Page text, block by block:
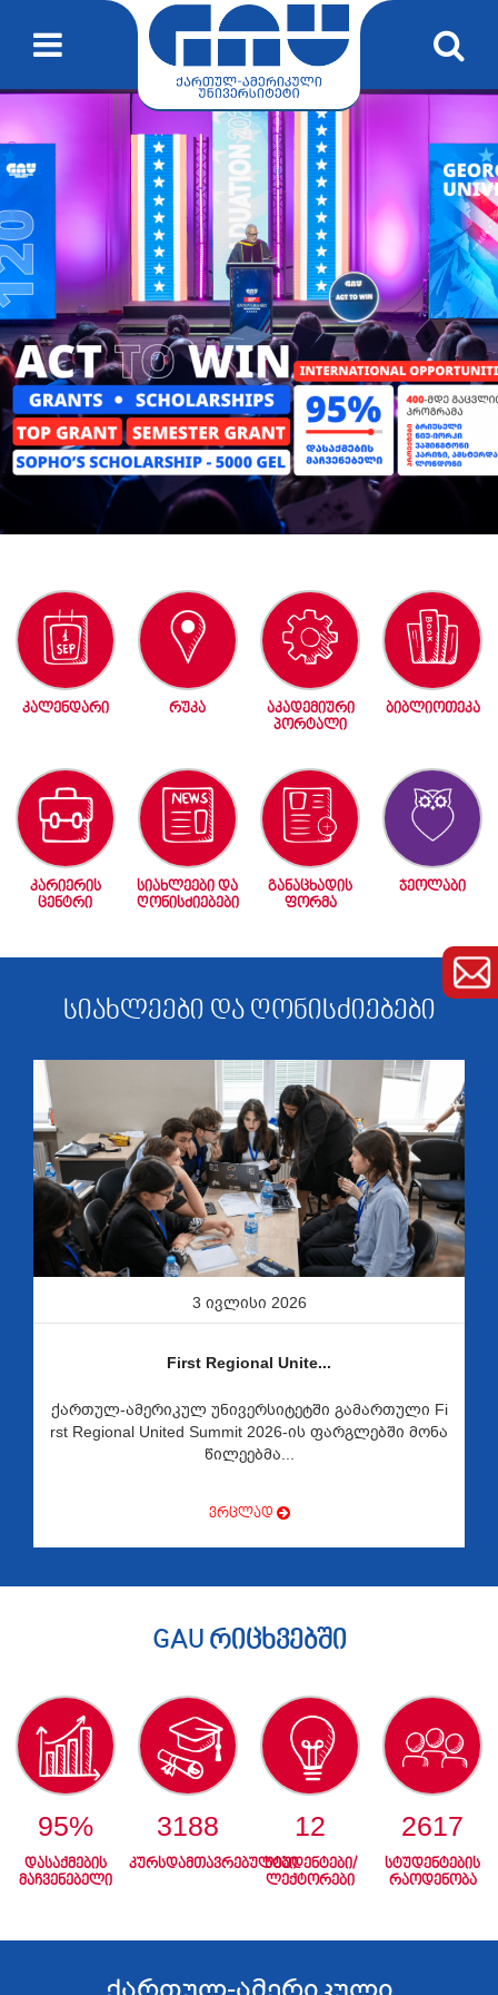
კალენდარი რუკა
აკადემიური
პორტალი
ბიბლიოთეკა
კარიერის
ცენტრი
სიახლეები და
ღონისძიებები
განაცხადის
ფორმა
ჯეოლაბი
სიახლეები და ღონისძიებები
3 ივლისი 2026
First Regional Unite...
ქართულ-ამერიკულ უნივერსიტეტში გამართული Fi
rst Regional United Summit 2026-ის ფარგლებში მონა
წილეებმა...
ვრცლად
GAU რიცხვებში
95%
დასაქმების
მაჩვენებელი
3188
კურსდამთავრებულები
12
სტუდენტები/
ლექტორები
2617
სტუდენტების
რაოდენობა
ქართულ-ამერიკული